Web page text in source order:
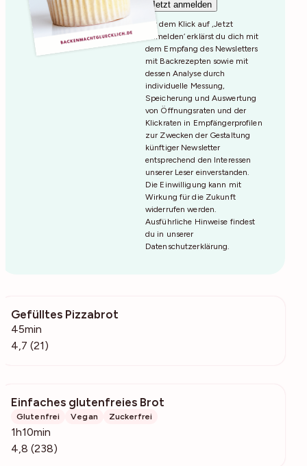
Mit dem Klick auf ‚Jetzt
Anmelden‘ erklärst du dich mit
dem Empfang des Newsletters
mit Backrezepten sowie mit
dessen Analyse durch
individuelle Messung,
Speicherung und Auswertung
von Öffnungsraten und der
Klickraten in Empfängerprofilen
zur Zwecken der Gestaltung
künftiger Newsletter
entsprechend den Interessen
unserer Leser einverstanden.
Die Einwilligung kann mit
Wirkung für die Zukunft
widerrufen werden.
Ausführliche Hinweise findest
du in unserer
Datenschutzerklärung.
Gefülltes Pizzabrot
45min
4,7 (21)
Einfaches glutenfreies Brot
Glutenfrei Vegan Zuckerfrei
1h10min
4,8 (238)